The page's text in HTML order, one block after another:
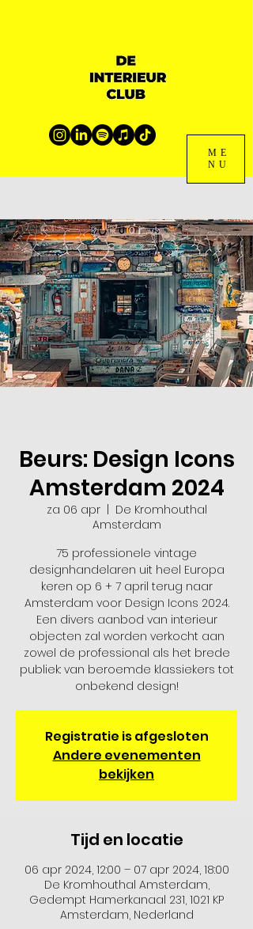
ME
NU
Beurs: Design Icons
Amsterdam 2024
za 06 apr
  |
De Kromhouthal
Amsterdam
75 professionele vintage
designhandelaren uit heel Europa
keren op 6 + 7 april terug naar
Amsterdam voor Design Icons 2024.
Een divers aanbod van interieur
objecten zal worden verkocht aan
zowel de professional als het brede
publiek: van beroemde klassiekers tot
onbekend design!
Registratie is afgesloten
Andere evenementen
bekijken
Tijd en locatie
06 apr 2024, 12:00 – 07 apr 2024, 18:00
De Kromhouthal Amsterdam,
Gedempt Hamerkanaal 231, 1021 KP
Amsterdam, Nederland